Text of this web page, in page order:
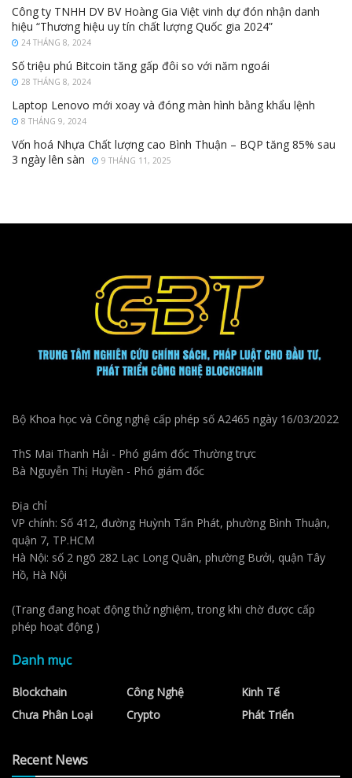
Công ty TNHH DV BV Hoàng Gia Việt vinh dự đón nhận danh
hiệu “Thương hiệu uy tín chất lượng Quốc gia 2024”
24 THÁNG 8, 2024
Số triệu phú Bitcoin tăng gấp đôi so với năm ngoái
28 THÁNG 8, 2024
Laptop Lenovo mới xoay và đóng màn hình bằng khẩu lệnh
8 THÁNG 9, 2024
Vốn hoá Nhựa Chất lượng cao Bình Thuận – BQP tăng 85% sau
3 ngày lên sàn
9 THÁNG 11, 2025
Bộ Khoa học và Công nghệ cấp phép số A2465 ngày 16/03/2022
ThS Mai Thanh Hải - Phó giám đốc Thường trực
Bà Nguyễn Thị Huyền - Phó giám đốc
Địa chỉ
VP chính: Số 412, đường Huỳnh Tấn Phát, phường Bình Thuận,
quận 7, TP.HCM
Hà Nội: số 2 ngõ 282 Lạc Long Quân, phường Bưởi, quận Tây
Hồ, Hà Nội
(Trang đang hoạt động thử nghiệm, trong khi chờ được cấp
phép hoạt động )
Danh mục
Blockchain
Chưa Phân Loại
Công Nghệ
Crypto
Kinh Tế
Phát Triển
Recent News